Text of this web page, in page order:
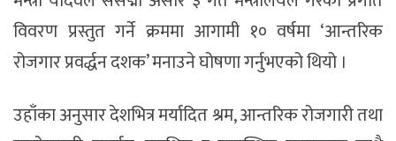
विवरण प्रस्तुत गर्ने क्रममा आगामी १० वर्षमा ‘आन्तरिक
रोजगार प्रवर्द्धन दशक’ मनाउने घोषणा गर्नुभएको थियो ।
उहाँका अनुसार देशभित्र मर्यादित श्रम, आन्तरिक रोजगारी तथा